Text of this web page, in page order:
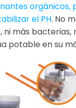
orgánicos,
el PH. No
más bacterias,
potable en su